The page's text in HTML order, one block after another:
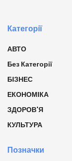
Категорії
АВТО
Без Категорії
БІЗНЕС
ЕКОНОМІКА
ЗДОРОВ'Я
КУЛЬТУРА
Позначки